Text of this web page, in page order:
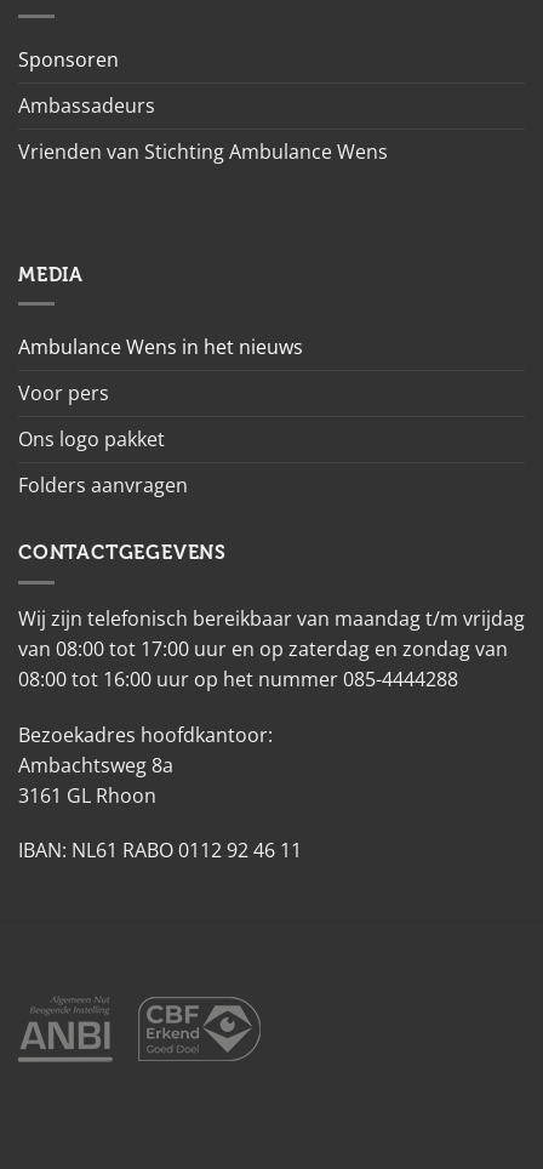
Sponsoren
Ambassadeurs
Vrienden van Stichting Ambulance Wens
MEDIA
Ambulance Wens in het nieuws
Voor pers
Ons logo pakket
Folders aanvragen
CONTACTGEGEVENS
Wij zijn telefonisch bereikbaar van maandag t/m vrijdag
van 08:00 tot 17:00 uur en op zaterdag en zondag van
08:00 tot 16:00 uur op het nummer 085-4444288
Bezoekadres hoofdkantoor:
Ambachtsweg 8a
3161 GL Rhoon
IBAN: NL61 RABO 0112 92 46 11